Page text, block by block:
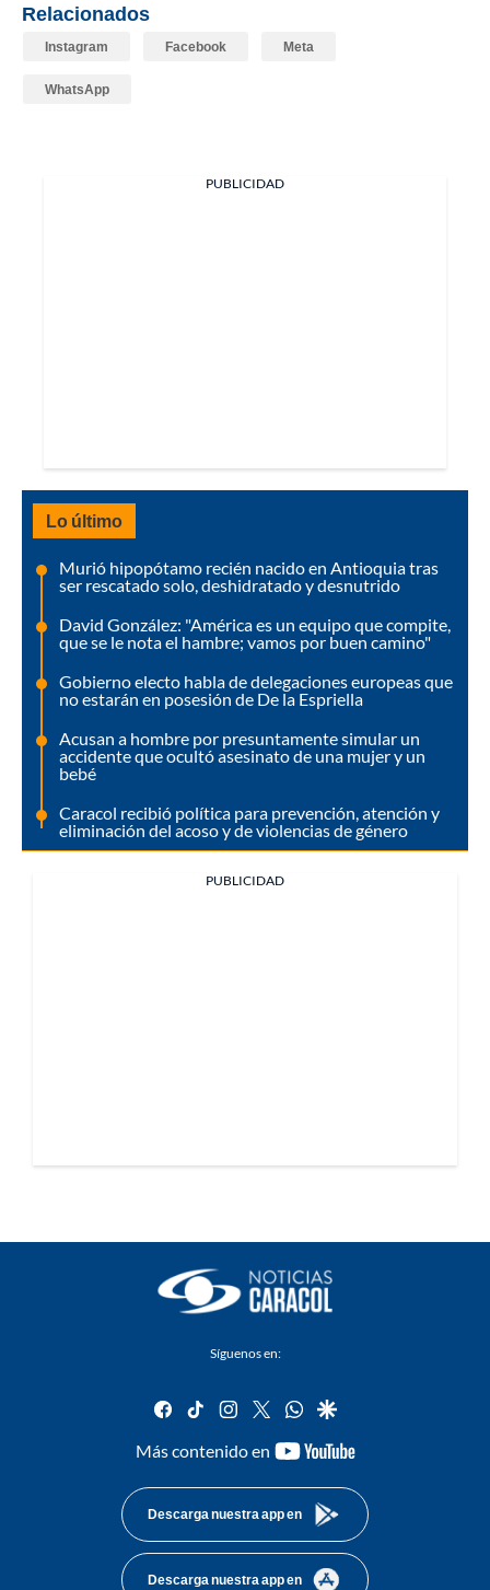
Relacionados
Instagram Facebook Meta
WhatsApp
PUBLICIDAD
Lo último
Murió hipopótamo recién nacido en Antioquia tras
ser rescatado solo, deshidratado y desnutrido
David González: "América es un equipo que compite,
que se le nota el hambre; vamos por buen camino"
Gobierno electo habla de delegaciones europeas que
no estarán en posesión de De la Espriella
Acusan a hombre por presuntamente simular un
accidente que ocultó asesinato de una mujer y un
bebé
Caracol recibió política para prevención, atención y
eliminación del acoso y de violencias de género
PUBLICIDAD
Síguenos en:
facebook
tiktok instagram
twitterwhatsapp
google
Más contenido en
youtube-
Descarga nuestra app en
Descarga nuestra app en